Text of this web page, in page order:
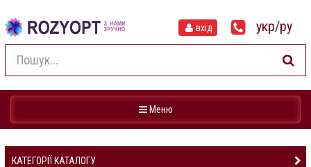
вхід укр/ру
Навігація
Меню
КАТЕГОРІЇ КАТАЛОГУ